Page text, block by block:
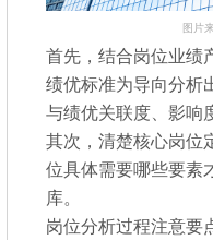
图片
首先，结合岗位业绩
绩优标准为导向分析
与绩优关联度、影响
其次，清楚核心岗位
位具体需要哪些要素
库。
岗位分析过程注意要